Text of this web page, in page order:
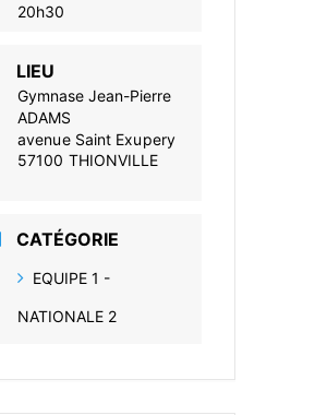
20h30
LIEU
Gymnase Jean-Pierre
ADAMS
avenue Saint Exupery
57100 THIONVILLE
CATÉGORIE
EQUIPE 1 -
NATIONALE 2